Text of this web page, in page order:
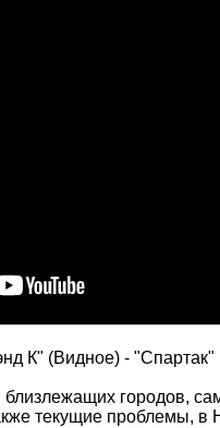
К" (Видное) - "Спартак"
близлежащих городов,
текущие проблемы, в